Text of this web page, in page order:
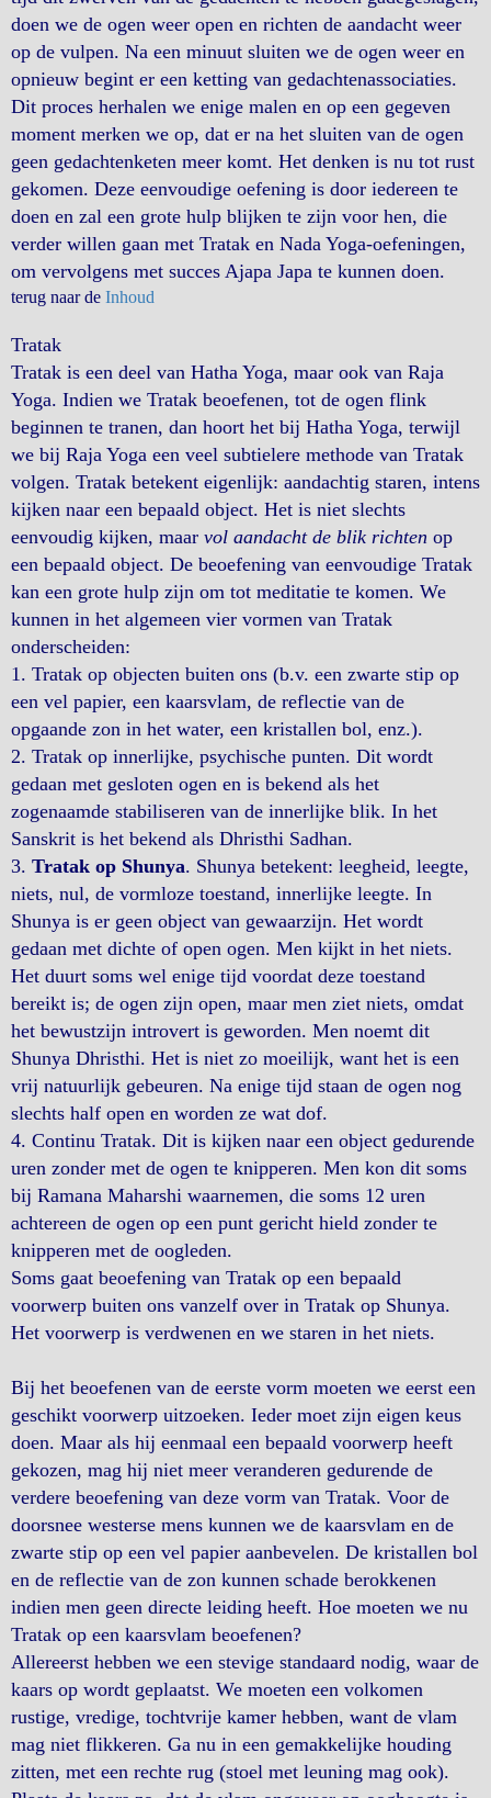
doen we de ogen weer open en richten de aandacht weer
op de vulpen. Na een minuut sluiten we de ogen weer en
opnieuw begint er een ketting van gedachtenassociaties.
Dit proces herhalen we enige malen en op een gegeven
moment merken we op, dat er na het sluiten van de ogen
geen gedachtenketen meer komt. Het denken is nu tot rust
gekomen. Deze eenvoudige oefening is door iedereen te
doen en zal een grote hulp blijken te zijn voor hen, die
verder willen gaan met Tratak en Nada Yoga-oefeningen,
om vervolgens met succes Ajapa Japa te kunnen doen.
terug naar de Inhoud
Tratak
Tratak is een deel van Hatha Yoga, maar ook van Raja
Yoga. Indien we Tratak beoefenen, tot de ogen flink
beginnen te tranen, dan hoort het bij Hatha Yoga, terwijl
we bij Raja Yoga een veel subtielere methode van Tratak
volgen. Tratak betekent eigenlijk: aandachtig staren, intens
kijken naar een bepaald object. Het is niet slechts
eenvoudig kijken, maar vol aandacht de blik richten op
een bepaald object. De beoefening van eenvoudige Tratak
kan een grote hulp zijn om tot meditatie te komen. We
kunnen in het algemeen vier vormen van Tratak
onderscheiden:
1. Tratak op objecten buiten ons (b.v. een zwarte stip op
een vel papier, een kaarsvlam, de reflectie van de
opgaande zon in het water, een kristallen bol, enz.).
2. Tratak op innerlijke, psychische punten. Dit wordt
gedaan met gesloten ogen en is bekend als het
zogenaamde stabiliseren van de innerlijke blik. In het
Sanskrit is het bekend als Dhristhi Sadhan.
3. Tratak op Shunya. Shunya betekent: leegheid, leegte,
niets, nul, de vormloze toestand, innerlijke leegte. In
Shunya is er geen object van gewaarzijn. Het wordt
gedaan met dichte of open ogen. Men kijkt in het niets.
Het duurt soms wel enige tijd voordat deze toestand
bereikt is; de ogen zijn open, maar men ziet niets, omdat
het bewustzijn introvert is geworden. Men noemt dit
Shunya Dhristhi. Het is niet zo moeilijk, want het is een
vrij natuurlijk gebeuren. Na enige tijd staan de ogen nog
slechts half open en worden ze wat dof.
4. Continu Tratak. Dit is kijken naar een object gedurende
uren zonder met de ogen te knipperen. Men kon dit soms
bij Ramana Maharshi waarnemen, die soms 12 uren
achtereen de ogen op een punt gericht hield zonder te
knipperen met de oogleden.
Soms gaat beoefening van Tratak op een bepaald
voorwerp buiten ons vanzelf over in Tratak op Shunya.
Het voorwerp is verdwenen en we staren in het niets.
Bij het beoefenen van de eerste vorm moeten we eerst een
geschikt voorwerp uitzoeken. Ieder moet zijn eigen keus
doen. Maar als hij eenmaal een bepaald voorwerp heeft
gekozen, mag hij niet meer veranderen gedurende de
verdere beoefening van deze vorm van Tratak. Voor de
doorsnee westerse mens kunnen we de kaarsvlam en de
zwarte stip op een vel papier aanbevelen. De kristallen bol
en de reflectie van de zon kunnen schade berokkenen
indien men geen directe leiding heeft. Hoe moeten we nu
Tratak op een kaarsvlam beoefenen?
Allereerst hebben we een stevige standaard nodig, waar de
kaars op wordt geplaatst. We moeten een volkomen
rustige, vredige, tochtvrije kamer hebben, want de vlam
mag niet flikkeren. Ga nu in een gemakkelijke houding
zitten, met een rechte rug (stoel met leuning mag ook).